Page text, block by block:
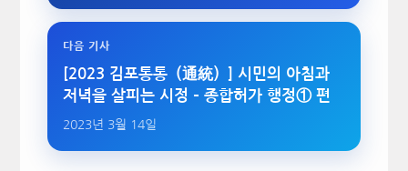
다음 기사
[2023 김포통통（通統）] 시민의 아침과
저녁을 살피는 시정 – 종합허가 행정① 편
2023년 3월 14일